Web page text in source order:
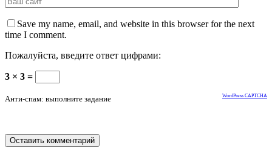
Save my name, email, and website in this browser for the next
time I comment.
Пожалуйста, введите ответ цифрами:
3 × 3 =
Анти-спам: выполните задание WordPress CAPTCHA